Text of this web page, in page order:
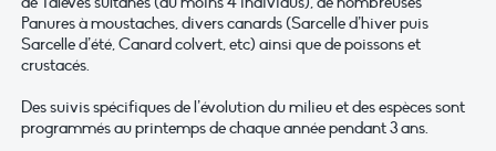
Panures à moustaches, divers canards (Sarcelle d’hiver puis
Sarcelle d’été, Canard colvert, etc) ainsi que de poissons et
crustacés.
Des suivis spécifiques de l’évolution du milieu et des espèces sont
programmés au printemps de chaque année pendant 3 ans.